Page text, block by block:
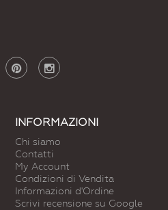
INFORMAZIONI
Chi siamo
Contatti
My Account
Condizioni di Vendita
Informazioni d'Ordine
Scrivi recensione su Google